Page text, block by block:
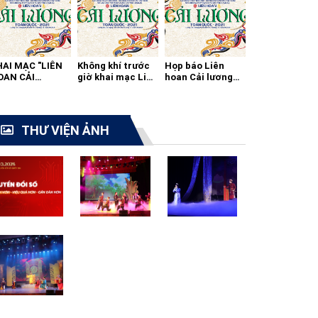
MẠC "LIÊN
CẢI
Không khí trước
giờ khai mạc Liên
Họp báo Liên
hoan Cải lương
THƯ VIỆN ẢNH